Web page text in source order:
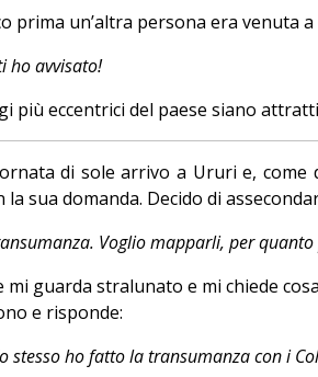
prima un’altra persona era venuta
ho avvisato!
più eccentrici del paese siano
di sole arrivo a Ururi e,
sua domanda. Decido di
Voglio mapparli, per quanto
mi guarda stralunato e mi chiede
e risponde:
ho fatto la transumanza con i